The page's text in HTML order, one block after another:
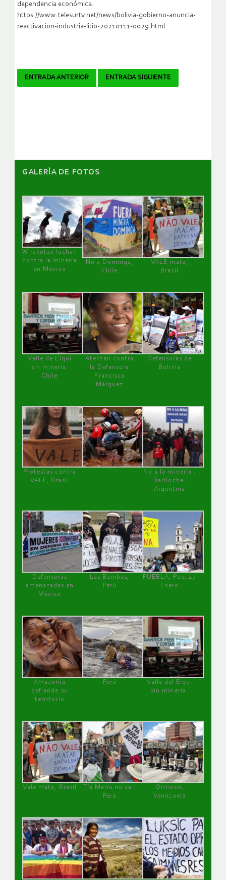
dependencia económica.
https://www.telesurtv.net/news/bolivia-gobierno-anuncia-
reactivacion-industria-litio-20210111-0029.html
Navegador
ENTRADA ANTERIOR ENTRADA SIGUIENTE
GALERÌA DE FOTOS
Wirakutas luchan
contra la minería
en México
No a Dominga,
Chile
VALE mata,
Brasil
Valle de Elqui
sin minería.
Chile
Atentan contra
la Defensora
Francisca
Márquez
Defensoras de
Bolivia
Protestas contra
VALE, Brasil
No a la minería ,
Bariloche,
Argentina
Defensoras
amenazadas en
México
Las Bambas,
Perú
PUEBLA, Pue, 27
Enero
Amazonía
defiende su
territorio
Perú
Valle del Elqui
sin minería.
Vale mata, Brasil
Tía María no va !
Perú
Orinoco,
Venezuela